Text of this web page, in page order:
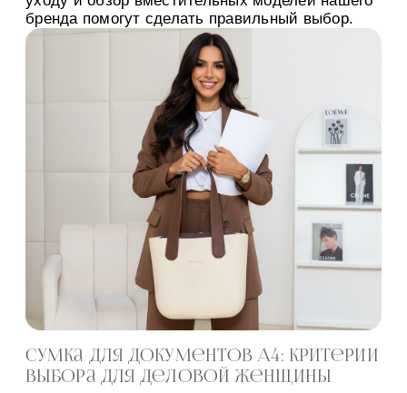
бренда помогут сделать правильный выбор.
Сумка для документов A4: критерии
выбора для деловой женщины